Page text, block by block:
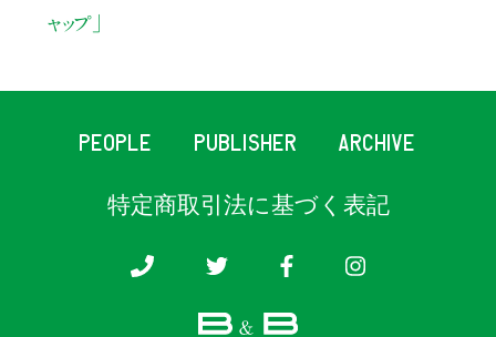
ャップ」
PEOPLE PUBLISHER ARCHIVE
特定商取引法に基づく表記